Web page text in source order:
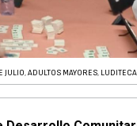
JULIO,ADULTOS MAYORES, LUDITECA